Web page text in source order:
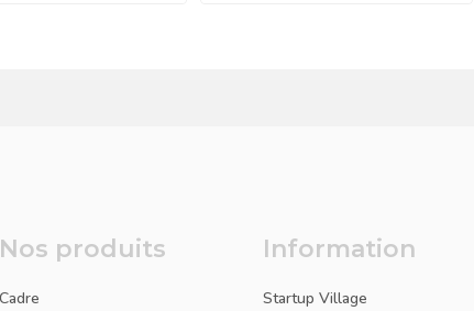
Nos produits
Cadre
Information
Startup Village